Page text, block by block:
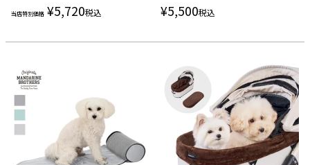
当店特別価格 ¥5,720税込 ¥5,500税込